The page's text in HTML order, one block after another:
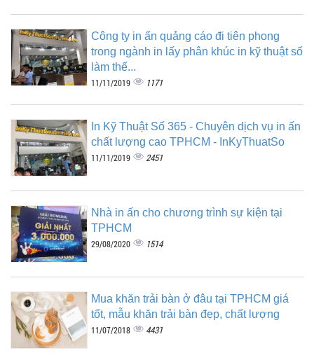
Công ty in ấn quảng cáo đi tiên phong
trong ngành in lấy phân khúc in kỹ thuật số
làm thế...
11/11/2019 1171
In Kỹ Thuật Số 365 - Chuyên dịch vụ in ấn
chất lượng cao TPHCM - InKyThuatSo
11/11/2019 2451
Nhà in ấn cho chương trình sự kiện tại
TPHCM
29/08/2020 1514
Mua khăn trải bàn ở đâu tại TPHCM giá
tốt, mẫu khăn trải bàn đẹp, chất lượng
11/07/2018 4431